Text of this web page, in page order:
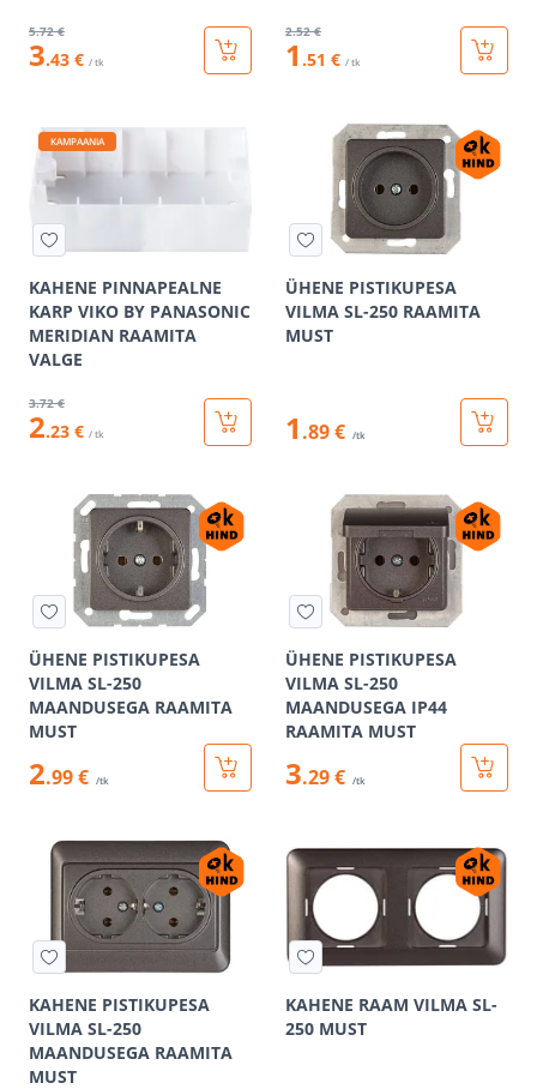
5.72 €
3.43 € / tk
2.52 €
1 .51 € / tk
KAMPAANIA
KAHENE PINNAPEALNE
KARP VIKO BY PANASONIC
MERIDIAN RAAMITA
VALGE
3.72 €
2.23 € / tk
ÜHENE PISTIKUPESA
VILMA SL-250 RAAMITA
MUST
1 .89 € /tk
ÜHENE PISTIKUPESA
VILMA SL-250
MAANDUSEGA RAAMITA
MUST
2.99 € /tk
ÜHENE PISTIKUPESA
VILMA SL-250
MAANDUSEGA IP44
RAAMITA MUST
3.29 € /tk
KAHENE PISTIKUPESA
VILMA SL-250
MAANDUSEGA RAAMITA
MUST
KAHENE RAAM VILMA SL-
250 MUST